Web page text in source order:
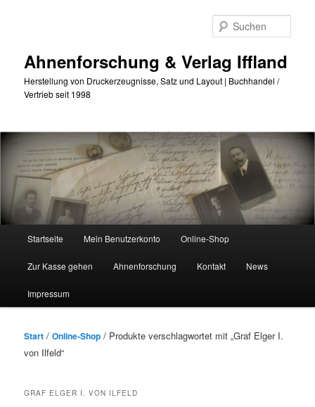
Ahnenforschung & Verlag Iffland
Herstellung von Druckerzeugnisse, Satz und Layout | Buchhandel /
Vertrieb seit 1998
Startseite Mein Benutzerkonto Online-Shop
Zur Kasse gehen Ahnenforschung Kontakt News
Impressum
Start /Online-Shop / Produkte verschlagwortet mit „Graf Elger I.
von Ilfeld“
GRAF ELGER I. VON ILFELD